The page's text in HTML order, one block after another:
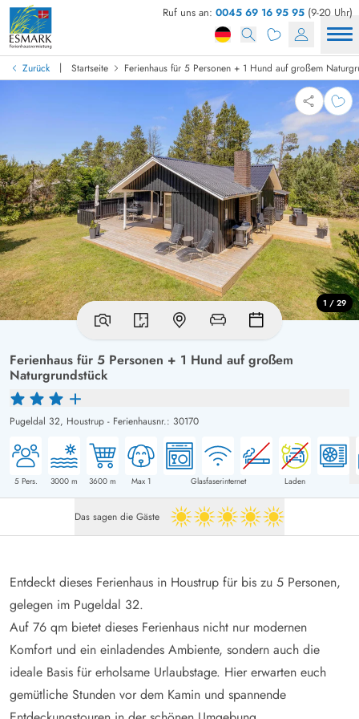
Ruf uns an: 0045 69 16 95 95 (9-20 Uhr)
Zurück | Startseite Ferienhaus für 5 Personen + 1 Hund auf großem
Ferienhaus für 5 Personen + 1 Hund auf großem
Naturgrundstück
Pugeldal 32, Houstrup - Ferienhausnr.: 30170
5Pers. 3000 m 3600 m Max 1 Glasfaserinternet Laden
1 / 29
Das sagen die Gäste 5 von 5
Entdeckt dieses Ferienhaus in Houstrup für bis zu 5 Personen,
gelegen im Pugeldal 32.
Auf 76 qm bietet dieses Ferienhaus nicht nur modernen
Komfort und ein einladendes Ambiente, sondern auch die
ideale Basis für erholsame Urlaubstage. Hier erwarten euch
gemütliche Stunden vor dem Kamin und spannende